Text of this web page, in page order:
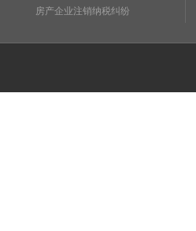
房产企业注销纳税纠纷